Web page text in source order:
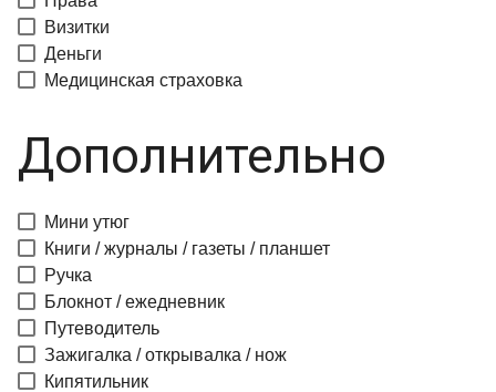
Визитки
Деньги
Медицинская страховка
Дополнительно
Мини утюг
Книги / журналы / газеты / планшет
Ручка
Блокнот / ежедневник
Путеводитель
Зажигалка / открывалка / нож
Кипятильник